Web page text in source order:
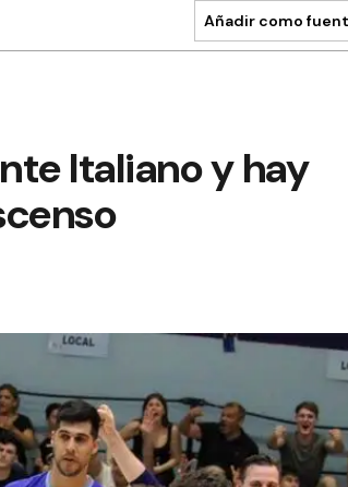
Añadir como
Italiano y hay